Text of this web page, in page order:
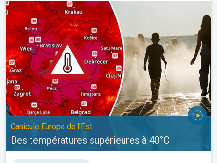
Des températures supérieures à 40°C. Canicule Europe de
Canicule Europe de l'Est
Des températures supérieures à 40°C